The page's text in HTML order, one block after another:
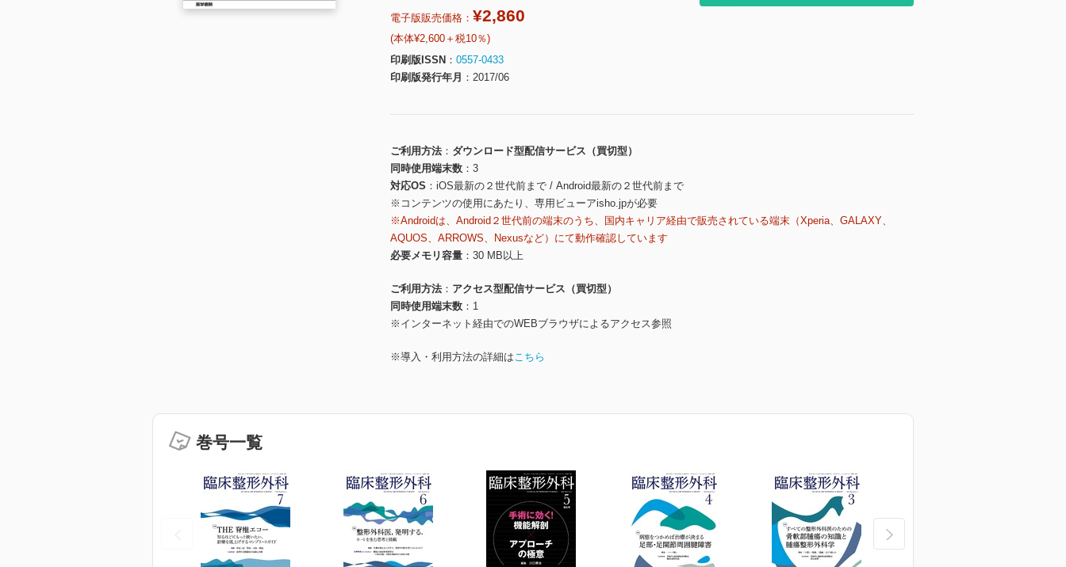
電子版販売価格： ¥2,860
(本体¥2,600＋税10％)
印刷版ISSN
0557-0433
印刷版発行年月
2017/06
ご利用方法
ダウンロード型配信サービス（買切型）
同時使用端末数
3
対応OS
iOS最新の２世代前まで / Android最新の２世代前まで
※コンテンツの使用にあたり、専用ビューアisho.jpが必要
※Androidは、Android２世代前の端末のうち、国内キャリア経由で販売されている端末（Xperia、GALAXY、
AQUOS、ARROWS、Nexusなど）にて動作確認しています
必要メモリ容量
30 MB以上
ご利用方法
アクセス型配信サービス（買切型）
同時使用端末数
1
※インターネット経由でのWEBブラウザによるアクセス参照
※導入・利用方法の詳細はこちら
巻号一覧